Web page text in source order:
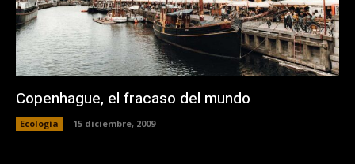
Copenhague, el fracaso del mundo
Ecología 15 diciembre, 2009